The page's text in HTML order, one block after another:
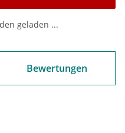
geladen ...
Bewertungen